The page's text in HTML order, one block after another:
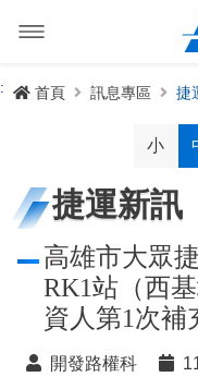
容
捷運路線進度圖
長期路網規劃
路網簡介
規劃中
訊息專區
捷運新訊
公聽會與說明會
便民服務
局長信箱
交流互動
首頁 訊息專區 捷
小
捷運新訊
高雄市大眾
RK1站（西
資人第1次補
開發路權科